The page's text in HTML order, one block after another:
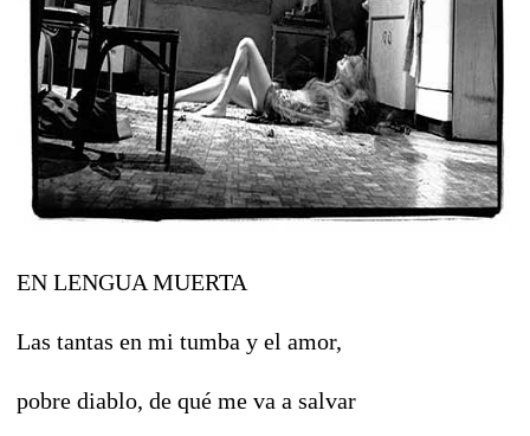
EN LENGUA MUERTA
Las tantas en mi tumba y el amor,
pobre diablo, de qué me va a salvar